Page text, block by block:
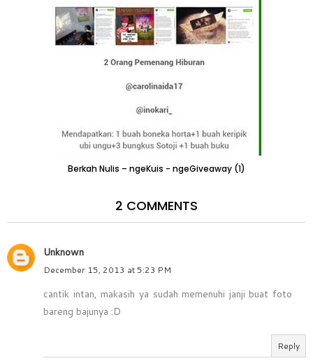
Berkah Nulis – ngeKuis - ngeGiveaway (1)
2 COMMENTS
Unknown
December 15, 2013 at 5:23 PM
cantik intan, makasih ya sudah memenuhi janji buat foto
bareng bajunya :D
Reply